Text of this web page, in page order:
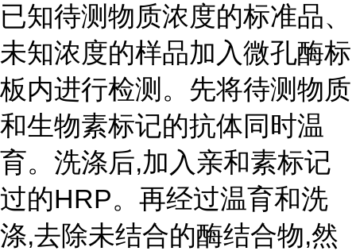
已知待测物质浓度的标准品、
未知浓度的样品加入微孔酶标
板内进行检测。先将待测物质
和生物素标记的抗体同时温
育。洗涤后,加入亲和素标记
过的HRP。再经过温育和洗
涤,去除未结合的酶结合物,然